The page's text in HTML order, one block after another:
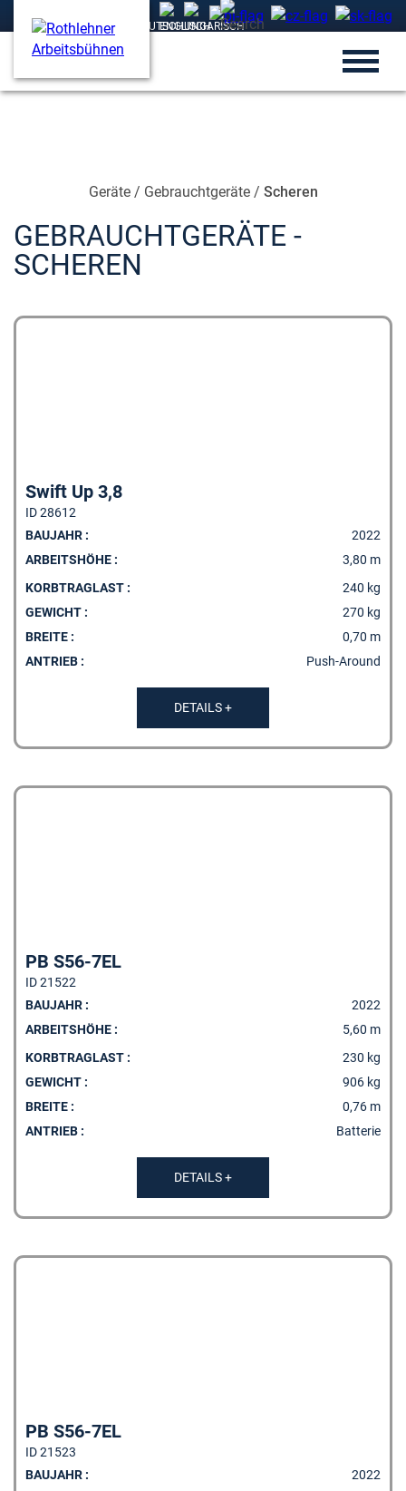
Geräte/ Gebrauchtgeräte/ Scheren
GEBRAUCHTGERÄTE -
SCHEREN
Swift Up 3,8
ID 28612
BAUJAHR :
2022
ARBEITSHÖHE :
3,80 m
KORBTRAGLAST :
240 kg
GEWICHT :
270 kg
BREITE :
0,70 m
ANTRIEB :
Push-Around
DETAILS +
PB S56-7EL
ID 21522
BAUJAHR :
2022
ARBEITSHÖHE :
5,60 m
KORBTRAGLAST :
230 kg
GEWICHT :
906 kg
BREITE :
0,76 m
ANTRIEB :
Batterie
DETAILS +
PB S56-7EL
ID 21523
BAUJAHR :
2022